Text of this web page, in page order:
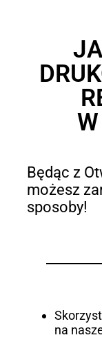
Będąc z
możesz
sposoby!
na